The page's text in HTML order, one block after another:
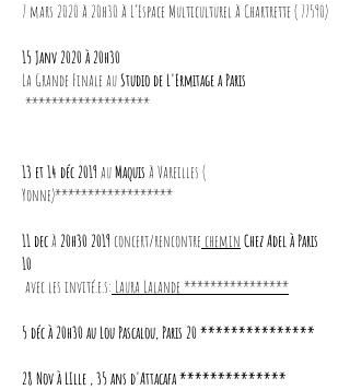
7 mars 2020 à 20h30 à L’Espace Multiculturel à Chartrette ( 77590)
15 Janv 2020 à 20h30
La Grande Finale auStudio de L'Ermitage a Paris
*******************
13 et 14 déc 2019 auMaquis à Vareilles (
Yonne)******************
11 decà20h30 2019 concert/rencontre chemin Chez Adel à Paris
10
avec les invité.e.s: Laura Lalande ****************
5 déc à 20h30 au Lou Pascalou, Paris 20 ***************
28 Nov à LIlle , 35 ans d'Attacafa **************